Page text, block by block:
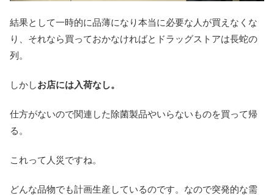
結果として一時的に品薄になり本当に必要な人が買えなくな
り、それなら買っておかなければとドラッグストアは長蛇の
列。
しかしお店には入荷なし。
仕方がないので関連した除菌製品やいらないものを買って帰
る。
これって人災ですね。
どんな品物でも計画生産しているのです。なので突発的な需